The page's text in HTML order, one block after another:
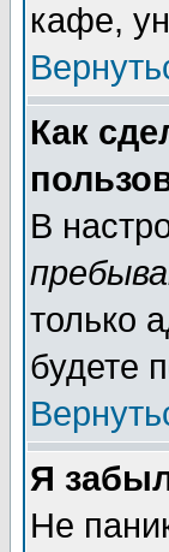
кафе,
Как
В
только
будете
Я
Не